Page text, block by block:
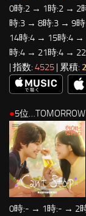
0時:2 → 1時:2 → 2
時:3 → 8時:3 → 9
14時:4 → 15時:4
時:4 → 21時:4 →
| 指数: 4525 | 累積:
●5位…TOMORROW
0時:- → 1時:- → 2